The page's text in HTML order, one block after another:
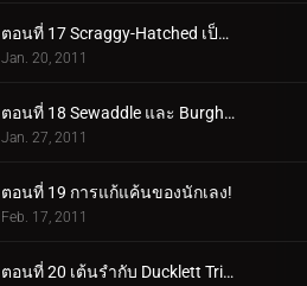
ตอนที่ 17 Scraggy-Hatched เป็นป่า!
Jan. 20, 2011
ตอนที่ 18 Sewaddle และ Burgh ในป่า Pinwheel!
Jan. 27, 2011
ตอนที่ 19 การแก้แค้นของนักเลง!
Feb. 17, 2011
ตอนที่ 20 เต้นรำกับ Ducklett Trio!